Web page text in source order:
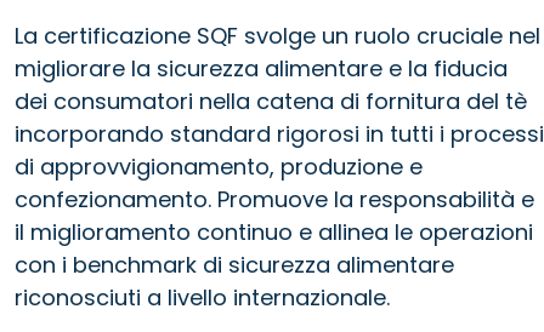
La certificazione SQF svolge un ruolo cruciale nel
migliorare la sicurezza alimentare e la fiducia
dei consumatori nella catena di fornitura del tè
incorporando standard rigorosi in tutti i processi
di approvvigionamento, produzione e
confezionamento. Promuove la responsabilità e
il miglioramento continuo e allinea le operazioni
con i benchmark di sicurezza alimentare
riconosciuti a livello internazionale.